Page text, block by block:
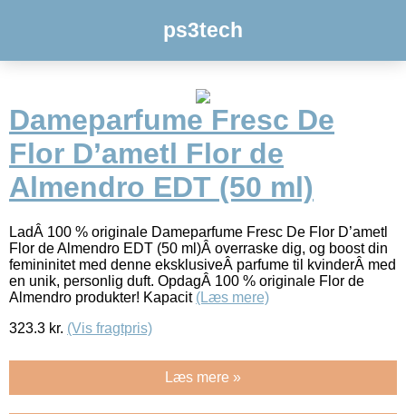
ps3tech
Dameparfume Fresc De
Flor D’ametl Flor de
Almendro EDT (50 ml)
LadÂ 100 % originale Dameparfume Fresc De Flor D’ametl
Flor de Almendro EDT (50 ml)Â overraske dig, og boost din
femininitet med denne eksklusiveÂ parfume til kvinderÂ med
en unik, personlig duft. OpdagÂ 100 % originale Flor de
Almendro produkter! Kapacit (Læs mere)
323.3 kr. (Vis fragtpris)
Læs mere »